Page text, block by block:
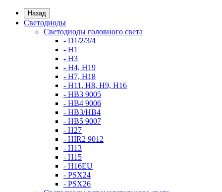
Назад
Светодиоды
Светодиоды головного света
- D1/2/3/4
- H1
- H3
- H4, H19
- H7, H18
- H11, H8, H9, H16
- HB3 9005
- HB4 9006
- HB3/HB4
- HB5 9007
- H27
- HIR2 9012
- H13
- H15
- H16EU
- PSX24
- PSX26